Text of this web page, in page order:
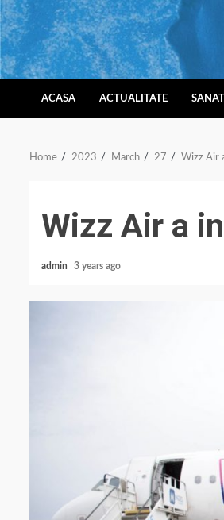
Skip
to
content
ACASA ACTUALITATE
Home 2023 March 27 Wizz Air
Wizz Air a
admin 3 years ago